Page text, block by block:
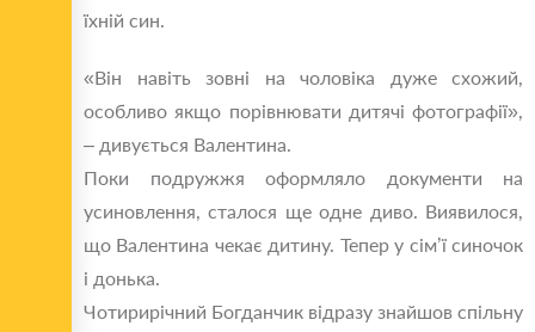
їхній син.
«Він навіть зовні на чоловіка дуже схожий,
особливо якщо порівнювати дитячі фотографії»,
– дивується Валентина.
Поки подружжя оформляло документи на
усиновлення, сталося ще одне диво. Виявилося,
що Валентина чекає дитину. Тепер у сім’ї синочок
і донька.
Чотирирічний Богданчик відразу знайшов спільну